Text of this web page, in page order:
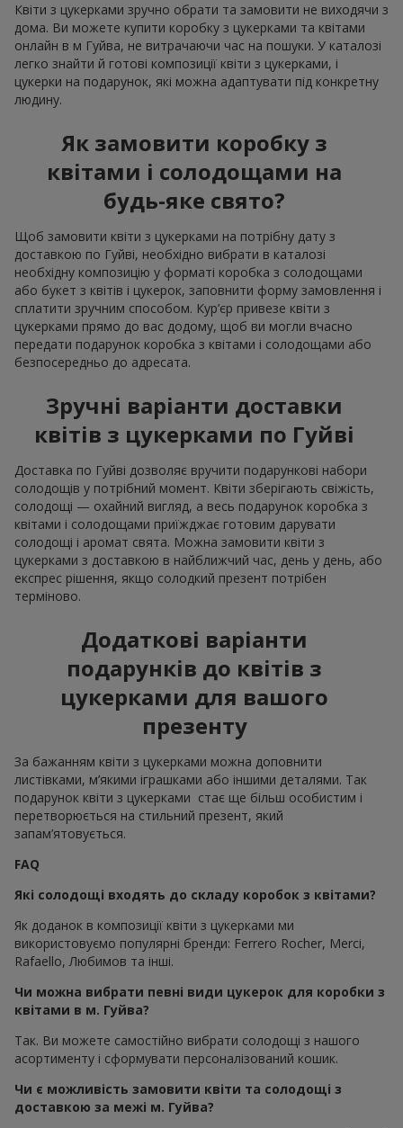
Квіти з цукерками зручно обрати та замовити не виходячи з
дома. Ви можете купити коробку з цукерками та квітами
онлайн в м Гуйва, не витрачаючи час на пошуки. У каталозі
легко знайти й готові композиції квіти з цукерками, і
цукерки на подарунок, які можна адаптувати під конкретну
людину.
Як замовити коробку з
квітами і солодощами на
будь-яке свято?
Щоб замовити квіти з цукерками на потрібну дату з
доставкою по Гуйві, необхідно вибрати в каталозі
необхідну композицію у форматі коробка з солодощами
або букет з квітів і цукерок, заповнити форму замовлення і
сплатити зручним способом. Кур’єр привезе квіти з
цукерками прямо до вас додому, щоб ви могли вчасно
передати подарунок коробка з квітами і солодощами або
безпосередньо до адресата.
Зручні варіанти доставки
квітів з цукерками по Гуйві
Доставка по Гуйві дозволяє вручити подарункові набори
солодощів у потрібний момент. Квіти зберігають свіжість,
солодощі — охайний вигляд, а весь подарунок коробка з
квітами і солодощами приїжджає готовим дарувати
солодощі і аромат свята. Можна замовити квіти з
цукерками з доставкою в найближчий час, день у день, або
експрес рішення, якщо солодкий презент потрібен
терміново.
Додаткові варіанти
подарунків до квітів з
цукерками для вашого
презенту
За бажанням квіти з цукерками можна доповнити
листівками, м’якими іграшками або іншими деталями. Так
подарунок квіти з цукерками стає ще більш особистим і
перетворюється на стильний презент, який
запам’ятовується.
FAQ
Які солодощі входять до складу коробок з квітами?
Як доданок в композиції квіти з цукерками ми
використовуємо популярні бренди: Ferrero Rocher, Merci,
Rafaello, Любимов та інші.
Чи можна вибрати певні види цукерок для коробки з
квітами в м. Гуйва?
Так. Ви можете самостійно вибрати солодощі з нашого
асортименту і сформувати персоналізований кошик.
Чи є можливість замовити квіти та солодощі з
доставкою за межі м. Гуйва?